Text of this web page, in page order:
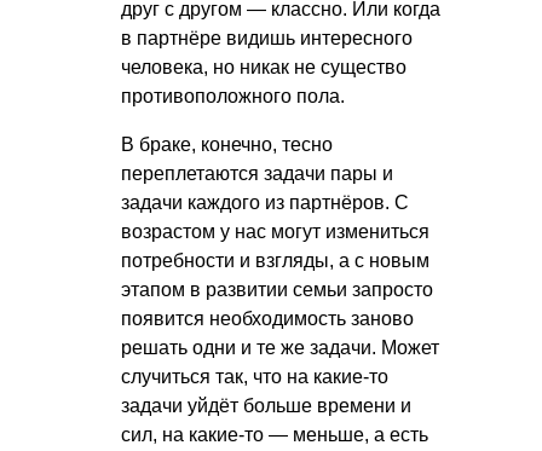
друг с другом — классно. Или когда
в партнёре видишь интересного
человека, но никак не существо
противоположного пола.
В браке, конечно, тесно
переплетаются задачи пары и
задачи каждого из партнёров. С
возрастом у нас могут измениться
потребности и взгляды, а с новым
этапом в развитии семьи запросто
появится необходимость заново
решать одни и те же задачи. Может
случиться так, что на какие-то
задачи уйдёт больше времени и
сил, на какие-то — меньше, а есть